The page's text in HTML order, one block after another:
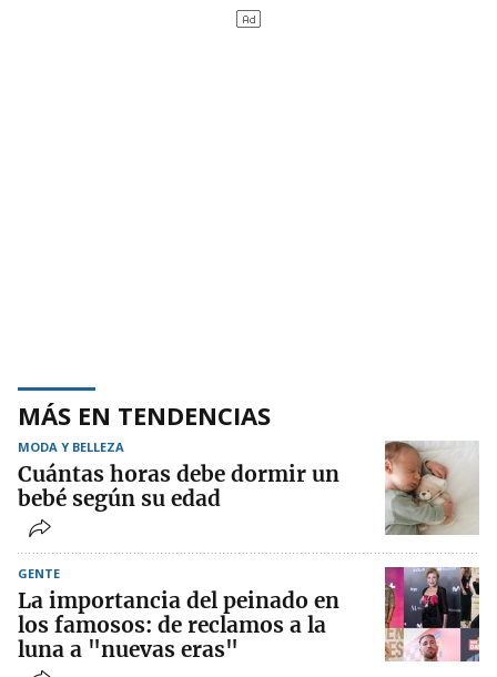
MÁS EN TENDENCIAS
MODA Y BELLEZA
Cuántas horas debe dormir un
bebé según su edad
GENTE
La importancia del peinado en
los famosos: de reclamos a la
luna a "nuevas eras"